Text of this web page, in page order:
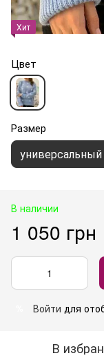
Хит
Цвет
Размер
универсальный
В наличии
1 050 грн
Войти для
В